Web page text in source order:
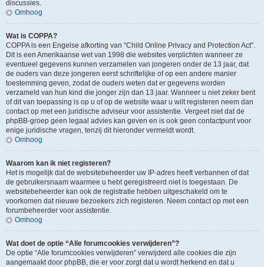
discussies.
Omhoog
Wat is COPPA?
COPPA is een Engelse afkorting van “Child Online Privacy and Protection Act”.
Dit is een Amerikaanse wet van 1998 die websites verplichten wanneer ze
eventueel gegevens kunnen verzamelen van jongeren onder de 13 jaar, dat
de ouders van deze jongeren eerst schriftelijke of op een andere manier
toestemming geven, zodat de ouders weten dat er gegevens worden
verzameld van hun kind die jonger zijn dan 13 jaar. Wanneer u niet zeker bent
of dit van toepassing is op u of op de website waar u wilt registeren neem dan
contact op met een juridische adviseur voor assistentie. Vergeet niet dat de
phpBB-groep geen legaal advies kan geven en is ook geen contactpunt voor
enige juridische vragen, tenzij dit hieronder vermeldt wordt.
Omhoog
Waarom kan ik niet registeren?
Het is mogelijk dat de websitebeheerder uw IP-adres heeft verbannen of dat
de gebruikersnaam waarmee u hebt geregistreerd niet is toegestaan. De
websitebeheerder kan ook de registratie hebben uitgeschakeld om te
voorkomen dat nieuwe bezoekers zich registeren. Neem contact op met een
forumbeheerder voor assistentie.
Omhoog
Wat doet de optie “Alle forumcookies verwijderen”?
De optie “Alle forumcookies verwijderen” verwijderd alle cookies die zijn
aangemaakt door phpBB, die er voor zorgt dat u wordt herkend en dat u